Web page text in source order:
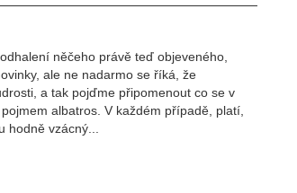
něčeho právě teď objeveného,
ale ne nadarmo se říká, že
a tak pojďme připomenout co se v
albatros. V každém případě, platí,
hodně vzácný...